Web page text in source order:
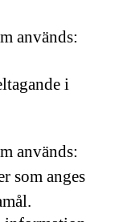
används:
i
används:
som anges